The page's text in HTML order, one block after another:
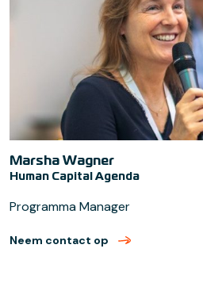
Marsha Wagner
Human Capital Agenda
Programma Manager
Neem contact op met Marsha